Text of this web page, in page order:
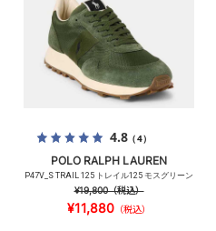
4.8（4）
POLO RALPH LAUREN
P47V_S TRAIL 125 トレイル125 モスグリーン
¥19,800（税込）
¥11,880 （税込）